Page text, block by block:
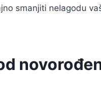
smanjiti nelagodu